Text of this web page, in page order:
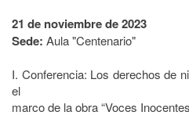
21 de noviembre de 2023
Sede: Aula "Centenario"
I. Conferencia: Los derechos de
el
marco de la obra “Voces